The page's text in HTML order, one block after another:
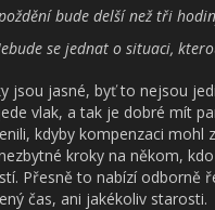
bude delší než tři
se jednat o situaci,
jsou jasné, byť to nejsou
vlak, a tak je dobré mít
kdyby kompenzaci
kroky na někom,
Přesně to nabízí odborně
čas, ani jakékoliv starosti.